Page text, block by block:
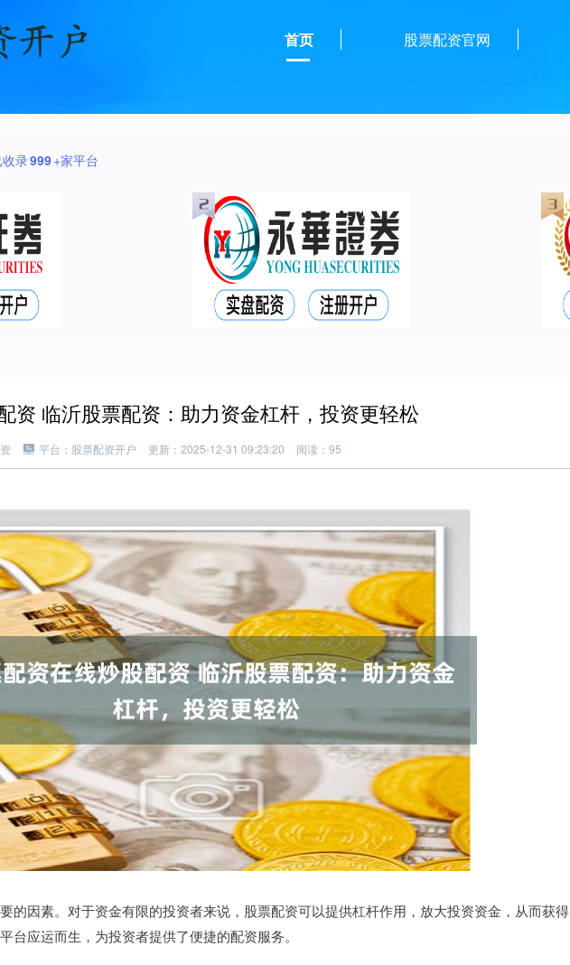
首页 股票配资官网
收录999+家平台
资 临沂股票配资：助力资金杠杆，投资更轻松
平台：股票配资开户 更新：2025-12-31 09:23:20 阅读：95
的因素。对于资金有限的投资者来说，股票配资可以提供杠杆作用，放大投资资金，从而获得
台应运而生，为投资者提供了便捷的配资服务。